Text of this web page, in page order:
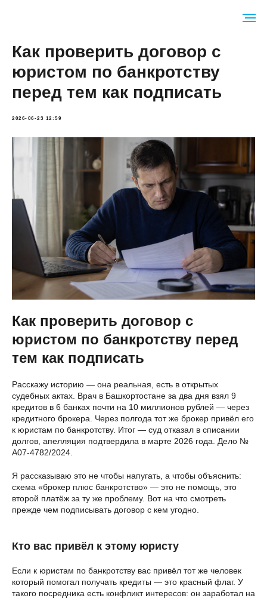
Как проверить договор с
юристом по банкротству
перед тем как подписать
2026-06-23 12:59
Как проверить договор с
юристом по банкротству перед
тем как подписать
Расскажу историю — она реальная, есть в открытых
судебных актах. Врач в Башкортостане за два дня взял 9
кредитов в 6 банках почти на 10 миллионов рублей — через
кредитного брокера. Через полгода тот же брокер привёл его
к юристам по банкротству. Итог — суд отказал в списании
долгов, апелляция подтвердила в марте 2026 года. Дело №
А07-4782/2024.
Я рассказываю это не чтобы напугать, а чтобы объяснить:
схема «брокер плюс банкротство» — это не помощь, это
второй платёж за ту же проблему. Вот на что смотреть
прежде чем подписывать договор с кем угодно.
Кто вас привёл к этому юристу
Если к юристам по банкротству вас привёл тот же человек
который помогал получать кредиты — это красный флаг. У
такого посредника есть конфликт интересов: он заработал на